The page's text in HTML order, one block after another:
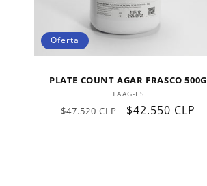
Oferta
PLATE COUNT AGAR FRASCO 500G
Proveedor:
TAAG-LS
Precio
$47.520 CLP
Precio
$42.550 CLP